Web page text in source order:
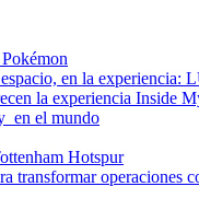
en la experiencia:
la experiencia Inside
en el mundo
Hotspur
transformar operaciones